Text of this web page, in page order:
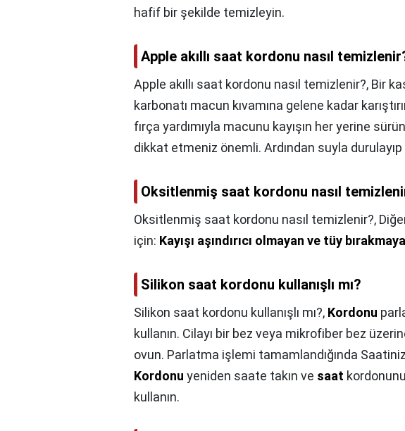
hafif bir şekilde temizleyin.
Apple akıllı saat kordonu nasıl
Apple akıllı saat kordonu nasıl temizlenir?, Bir
karbonatı macun kıvamına gelene kadar
fırça yardımıyla macunu kayışın her yerine
dikkat etmeniz önemli. Ardından suyla
Oksitlenmiş saat kordonu nasıl
Oksitlenmiş saat kordonu nasıl temizlenir?,
için: Kayışı aşındırıcı olmayan ve tüy
Silikon saat kordonu kullanışlı mı?
Silikon saat kordonu kullanışlı mı?, Kordonu
kullanın. Cilayı bir bez veya mikrofiber bez
ovun. Parlatma işlemi tamamlandığında
Kordonu yeniden saate takın ve saat
kullanın.